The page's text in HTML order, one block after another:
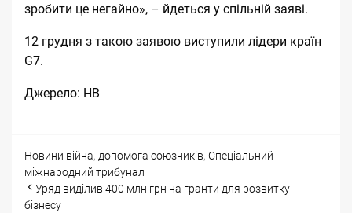
зробити це негайно», – йдеться у спільній заяві.
12 грудня з такою заявою виступили лідери країн
G7.
Джерело: НВ
Categories
Новини Tags
війна, допомога союзників, Спеціальний
міжнародний трибунал
Post
navigation
Уряд виділив 400 млн грн на гранти для розвитку
бізнесу